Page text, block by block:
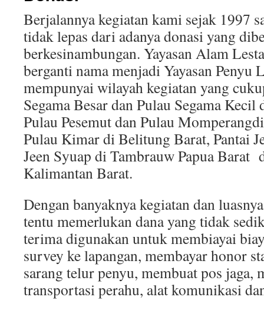
Berjalannya kegiatan kami sejak 1997
tidak lepas dari adanya donasi yang
berkesinambungan. Yayasan Alam
berganti nama menjadi Yayasan
mempunyai wilayah kegiatan yang
Segama Besar dan Pulau Segama
Pulau Pesemut dan Pulau
Pulau Kimar di Belitung Barat, Pantai
Jeen Syuap di Tambrauw Papua Barat
Kalimantan Barat.
Dengan banyaknya kegiatan dan
tentu memerlukan dana yang tidak
terima digunakan untuk membiayai
survey ke lapangan, membayar honor
sarang telur penyu, membuat pos jaga,
transportasi perahu, alat komunikasi